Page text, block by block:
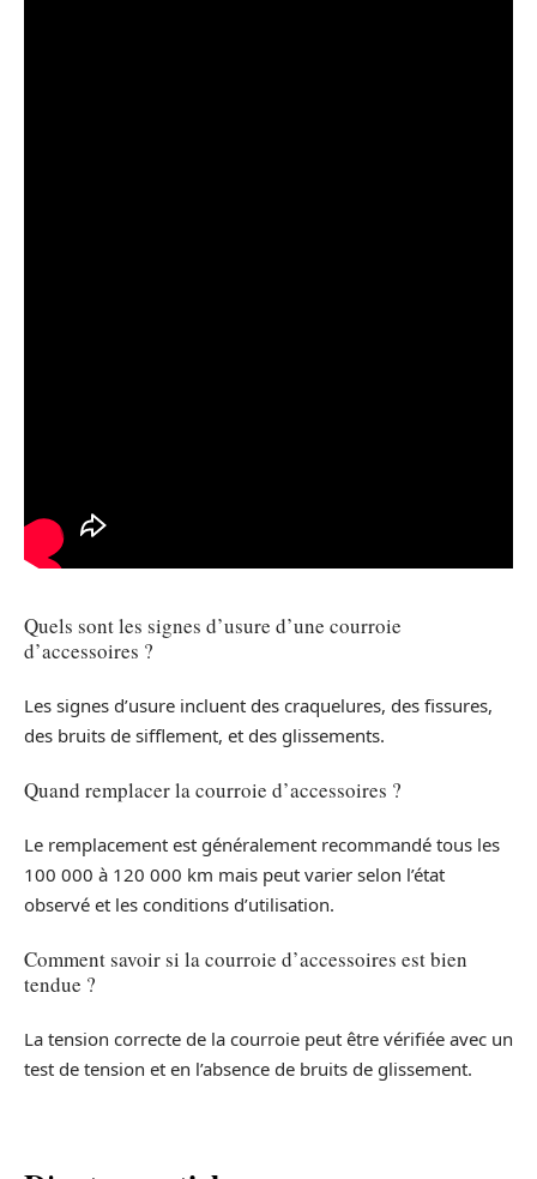
Quels sont les signes d’usure d’une courroie
d’accessoires ?
Les signes d’usure incluent des craquelures, des fissures,
des bruits de sifflement, et des glissements.
Quand remplacer la courroie d’accessoires ?
Le remplacement est généralement recommandé tous les
100 000 à 120 000 km mais peut varier selon l’état
observé et les conditions d’utilisation.
Comment savoir si la courroie d’accessoires est bien
tendue ?
La tension correcte de la courroie peut être vérifiée avec un
test de tension et en l’absence de bruits de glissement.